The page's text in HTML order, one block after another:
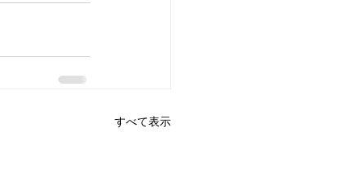
すべて表示